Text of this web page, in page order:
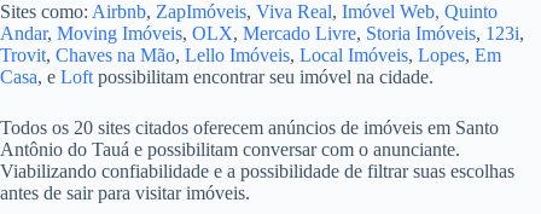
Sites como: Airbnb, ZapImóveis, Viva Real, Imóvel Web, Quinto
Andar, Moving Imóveis, OLX, Mercado Livre, Storia Imóveis, 123i,
Trovit, Chaves na Mão, Lello Imóveis, Local Imóveis, Lopes, Em
Casa, e Loft possibilitam encontrar seu imóvel na cidade.
Todos os 20 sites citados oferecem anúncios de imóveis em Santo
Antônio do Tauá e possibilitam conversar com o anunciante.
Viabilizando confiabilidade e a possibilidade de filtrar suas escolhas
antes de sair para visitar imóveis.